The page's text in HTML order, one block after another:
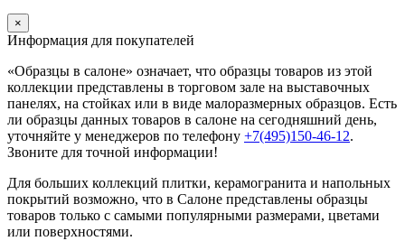
×
Информация для покупателей
«Образцы в салоне» означает, что образцы товаров из этой
коллекции представлены в торговом зале на выставочных
панелях, на стойках или в виде малоразмерных образцов. Есть
ли образцы данных товаров в салоне на сегодняшний день,
уточняйте у менеджеров по телефону +7(495)150-46-12.
Звоните для точной информации!
Для больших коллекций плитки, керамогранита и напольных
покрытий возможно, что в Салоне представлены образцы
товаров только с самыми популярными размерами, цветами
или поверхностями.